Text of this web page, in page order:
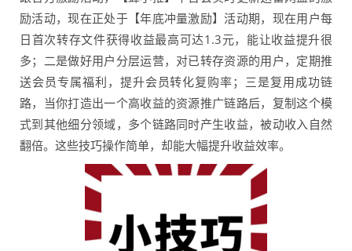
励活动，现在正处于【年底冲量激励】活动期，现在用户每
日首次转存文件获得收益最高可达1.3元，能让收益提升很
多；二是做好用户分层运营，对已转存资源的用户，定期推
送会员专属福利，提升会员转化复购率；三是复用成功链
路，当你打造出一个高收益的资源推广链路后，复制这个模
式到其他细分领域，多个链路同时产生收益，被动收入自然
翻倍。这些技巧操作简单，却能大幅提升收益效率。